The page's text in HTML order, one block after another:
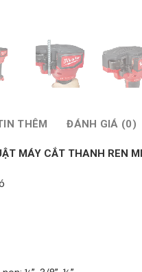
THÊM ĐÁNH GIÁ (0)
MÁY CẮT THANH REN